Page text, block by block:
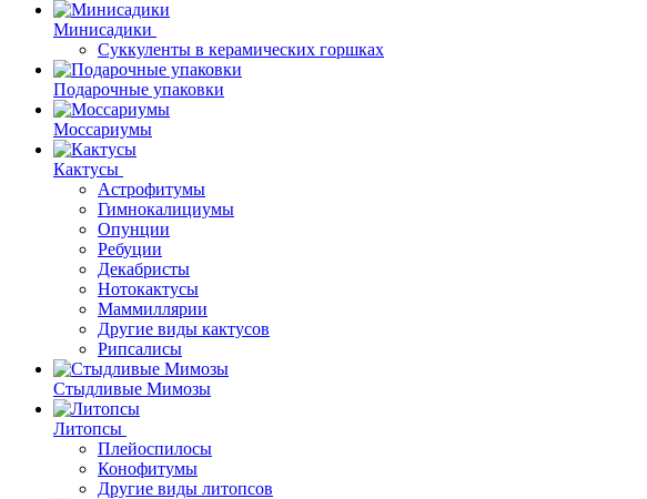
Минисадики
Суккуленты в керамических горшках
Подарочные упаковки
Моссариумы
Кактусы
Астрофитумы
Гимнокалициумы
Опунции
Ребуции
Декабристы
Нотокактусы
Маммиллярии
Другие виды кактусов
Рипсалисы
Стыдливые Мимозы
Литопсы
Плейоспилосы
Конофитумы
Другие виды литопсов